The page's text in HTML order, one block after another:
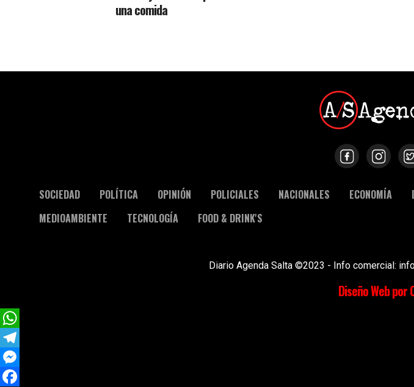
una comida
SOCIEDAD POLÍTICA OPINIÓN POLICIALES NACIONALES ECONOMÍA
MEDIOAMBIENTE
TECNOLOGÍA FOOD & DRINK'S
Diario Agenda Salta ©2023 - Info comercial:
Diseño Web por
WhatsApp
Telegram
Messenger